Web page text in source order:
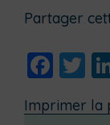
Partager
Imprimer la